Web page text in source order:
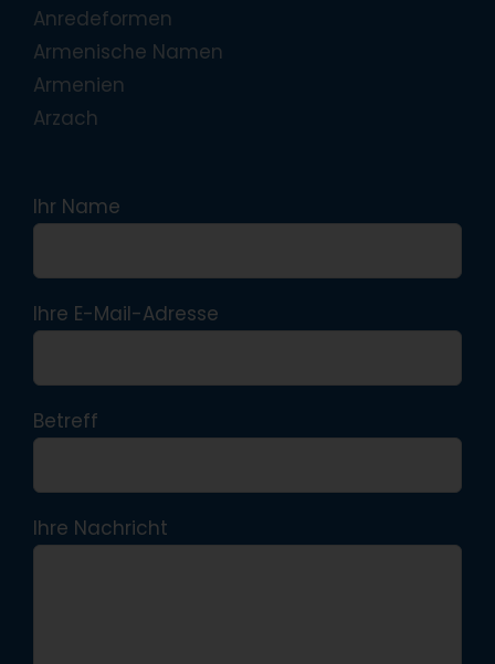
Anredeformen
Armenische Namen
Armenien
Arzach
Ihr Name
Ihre E-Mail-Adresse
Betreff
Ihre Nachricht